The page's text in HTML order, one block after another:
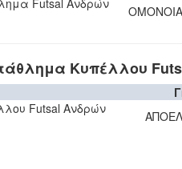
Futsal Ανδρών
Κυπέλλου
Futsal Ανδρών